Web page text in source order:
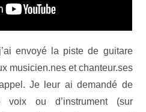
envoyé la piste de guitare
musicien.nes et chanteur.ses
Je leur ai demandé de
ou d’instrument (sur